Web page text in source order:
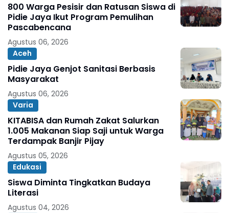
800 Warga Pesisir dan Ratusan Siswa di
Pidie Jaya Ikut Program Pemulihan
Pascabencana
Agustus 06, 2026
Aceh
Pidie Jaya Genjot Sanitasi Berbasis
Masyarakat
Agustus 06, 2026
Varia
KITABISA dan Rumah Zakat Salurkan
1.005 Makanan Siap Saji untuk Warga
Terdampak Banjir Pijay
Agustus 05, 2026
Edukasi
Siswa Diminta Tingkatkan Budaya
Literasi
Agustus 04, 2026